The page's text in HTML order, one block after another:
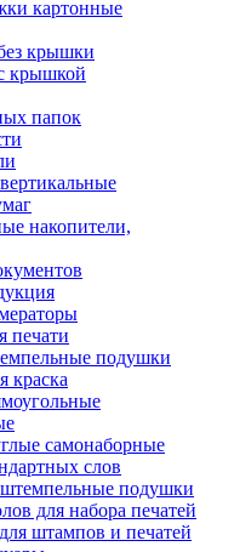
картонные
крышки
крышкой
папок
накопители,
печати
подушки
краска
самонаборные
слов
подушки
для набора печатей
штампов и печатей